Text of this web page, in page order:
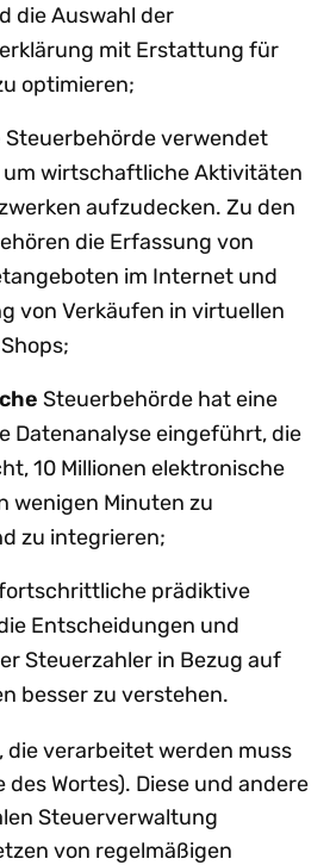
die Auswahl der
mit Erstattung für
optimieren;
Steuerbehörde verwendet
um wirtschaftliche Aktivitäten
aufzudecken. Zu den
die Erfassung von
im Internet und
von Verkäufen in virtuellen
Steuerbehörde hat eine
Datenanalyse eingeführt, die
10 Millionen elektronische
wenigen Minuten zu
zu integrieren;
prädiktive
Entscheidungen und
Steuerzahler in Bezug auf
besser zu verstehen.
die verarbeitet werden muss
Wortes). Diese und andere
Steuerverwaltung
von regelmäßigen